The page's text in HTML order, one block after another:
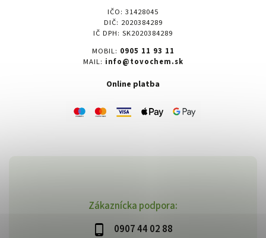
Zákaznícka podpora:
0907 44 02 88
IČO: 31428045
DIČ: 2020384289
IČ DPH: SK2020384289
MOBIL: 0905 11 93 11
MAIL: info@tovochem.sk
Online platba